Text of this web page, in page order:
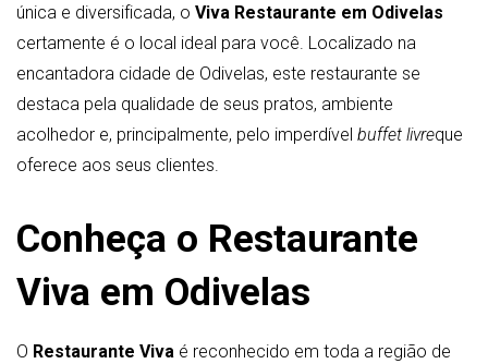
única e diversificada, o Viva Restaurante em Odivelas
certamente é o local ideal para você. Localizado na
encantadora cidade de Odivelas, este restaurante se
destaca pela qualidade de seus pratos, ambiente
acolhedor e, principalmente, pelo imperdível buffet livreque
oferece aos seus clientes.
Conheça o Restaurante
Viva em Odivelas
O Restaurante Viva é reconhecido em toda a região de